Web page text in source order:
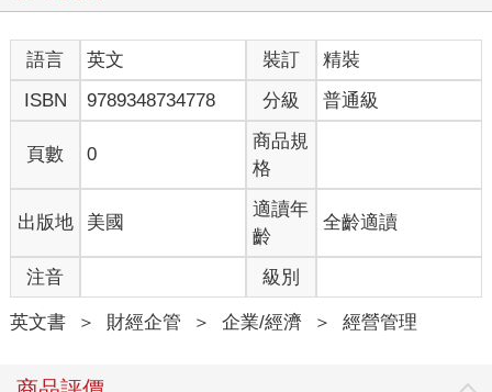
語言 英文 裝訂
精裝
ISBN
9789348734778 分級 普通級
頁數 0
商品規
格
出版地 美國
適讀年
齡
全齡適讀
注音 級別
英文書 ＞ 財經企管 ＞ 企業/經濟 ＞ 經營管理